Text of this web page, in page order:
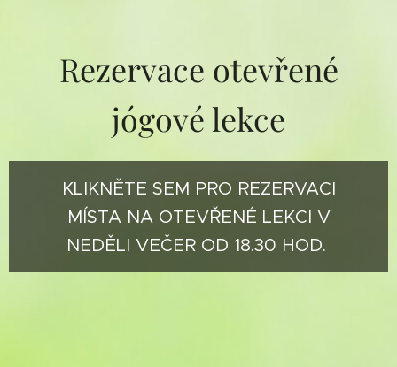
Rezervace otevřené
jógové lekce
KLIKNĚTE SEM PRO REZERVACI
MÍSTA NA OTEVŘENÉ LEKCI V
NEDĚLI VEČER OD 18.30 HOD.